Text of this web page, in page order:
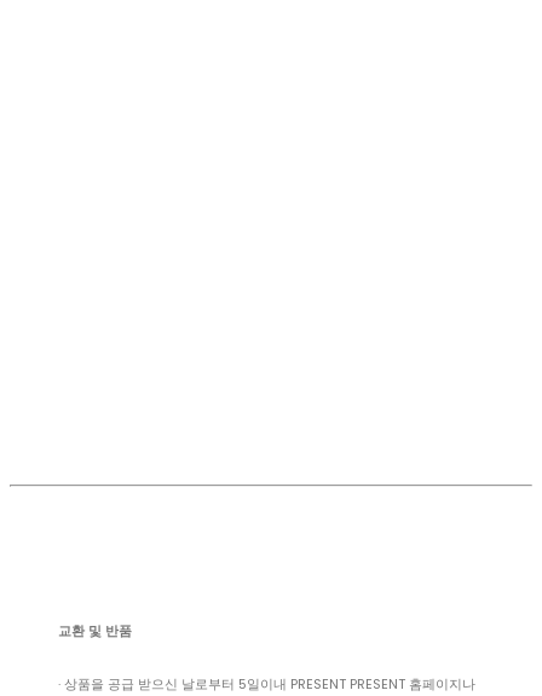
교환 및 반품
· 상품을 공급 받으신 날로부터 5일이내 PRESENT PRESENT 홈페이지나